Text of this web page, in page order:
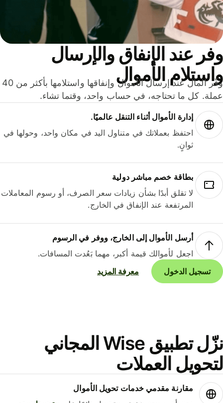
عند الإنفاق والإرسال
الأموال
وفّر المال عند إرسال الأموال وإنفاقها واستلامها بأكثر من 40
كل ما تحتاجه، في حساب واحد، وقتما تشاء.
إدارة الأموال أثناء التنقل عالميًا.
احتفظ بعملاتك في متناول اليد في مكان واحد، وحولها في
ثوانٍ.
بطاقة خصم مباشر دولية
لا تقلق أبدًا بشأن زيادات سعر الصرف، أو رسوم المعاملات
المرتفعة عند الإنفاق في الخارج.
أرسل الأموال إلى الخارج، ووفر في الرسوم
اجعل لأموالك قيمة أكبر، مهما بَعُدت المسافات.
تسجيل الدخول
معرفة المزيد
نزّل تطبيق Wise المجاني
العملات
مقارنة مقدمي خدمات تحويل الأموال